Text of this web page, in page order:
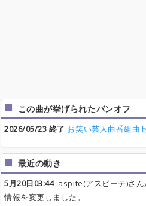
この曲が挙げられたバンオフ
2026/05/23 終了 お笑い芸人曲番組曲
最近の動き
5月20日03:44aspite(アスピーテ)さん
情報を変更しました。